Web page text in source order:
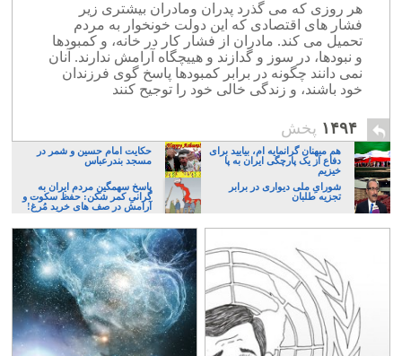
هر روزی که می گذرد پدران ومادران بیشتری زیر
فشار های اقتصادی که این دولت خونخوار به مردم
تحمیل می کند. مادران از فشار کار در خانه، و کمبودها
و نبودها، در سوز و گدازند و هییچگاه آرامش ندارند. آنان
نمی دانند چگونه در برابر کمبودها پاسخ گوی فرزندان
خود باشند، و زندگی خالی خود را توجیح کنند
۱۴۹۴ پخش
هم میهنان گرانمایه ام، بیایید برای
دفاع از یک پارچگی ایران به پا
خیزیم
حکایت امام حسین و شمر در
مسجد بندرعباس
شورایِ ملی دیواری در برابر
تجزیه طلبان
پاسخ سهمگینِ مردم ایران به
گرانیِ کمر شکن: حفظ سکوت و
آرامش در صف های خرید مُرغ!